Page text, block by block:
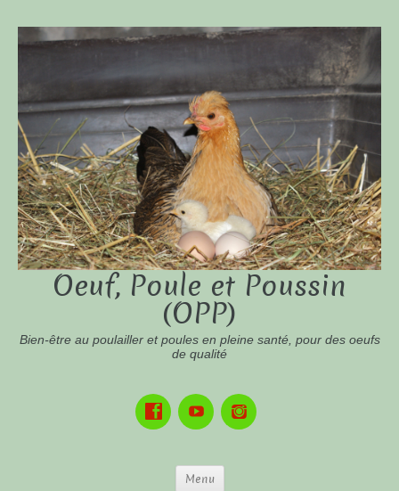
Oeuf, Poule et Poussin
(OPP)
Bien-être au poulailler et poules en pleine santé, pour des oeufs
de qualité
Menu